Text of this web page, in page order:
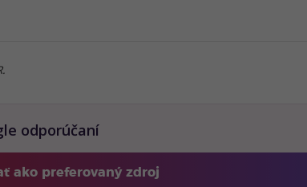
odporúčaní
ako preferovaný zdroj
Fontech, odkaz sa otvorí v novom okne